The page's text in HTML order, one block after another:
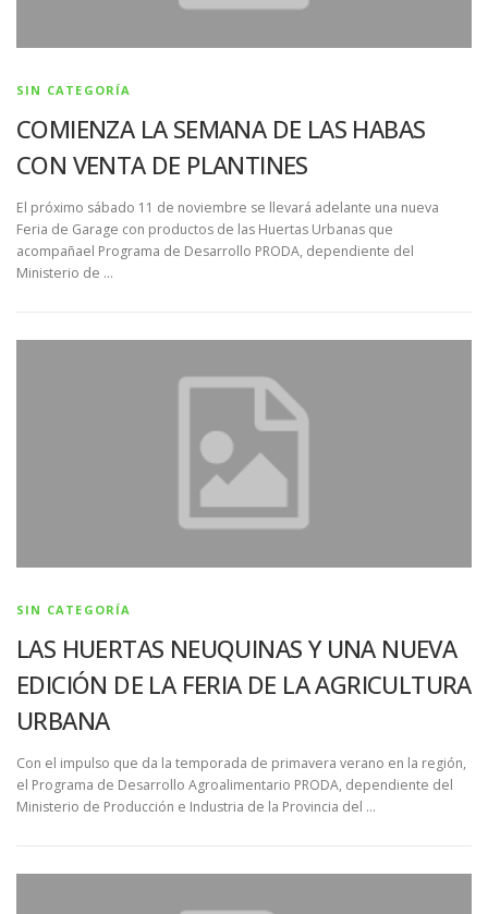
SIN CATEGORÍA
COMIENZA LA SEMANA DE LAS HABAS
CON VENTA DE PLANTINES
El próximo sábado 11 de noviembre se llevará adelante una nueva
Feria de Garage con productos de las Huertas Urbanas que
acompañael Programa de Desarrollo PRODA, dependiente del
Ministerio de …
SIN CATEGORÍA
LAS HUERTAS NEUQUINAS Y UNA NUEVA
EDICIÓN DE LA FERIA DE LA AGRICULTURA
URBANA
Con el impulso que da la temporada de primavera verano en la región,
el Programa de Desarrollo Agroalimentario PRODA, dependiente del
Ministerio de Producción e Industria de la Provincia del …